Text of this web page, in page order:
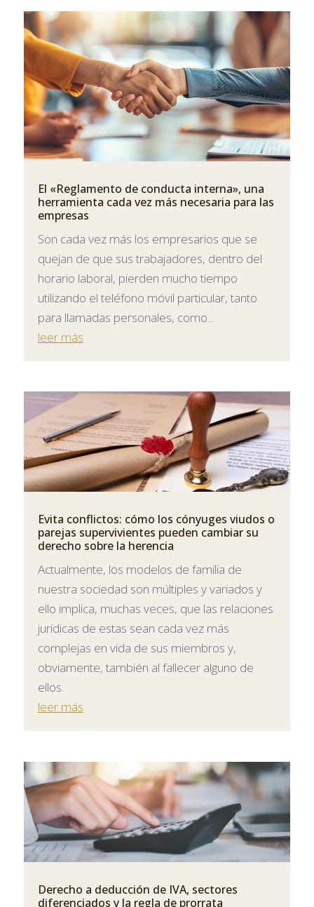
El «Reglamento de conducta interna», una
herramienta cada vez más necesaria para las
empresas
Son cada vez más los empresarios que se
quejan de que sus trabajadores, dentro del
horario laboral, pierden mucho tiempo
utilizando el teléfono móvil particular, tanto
para llamadas personales, como...
leer más
Evita conflictos: cómo los cónyuges viudos o
parejas supervivientes pueden cambiar su
derecho sobre la herencia
Actualmente, los modelos de familia de
nuestra sociedad son múltiples y variados y
ello implica, muchas veces, que las relaciones
jurídicas de estas sean cada vez más
complejas en vida de sus miembros y,
obviamente, también al fallecer alguno de
ellos.
leer más
Derecho a deducción de IVA, sectores
diferenciados y la regla de prorrata